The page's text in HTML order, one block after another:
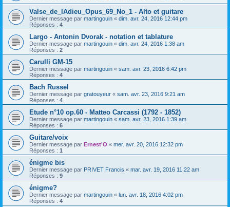
Valse_de_lAdieu_Opus_69_No_1 - Alto et guitare
Dernier message par martingouin « dim. avr. 24, 2016 12:44 pm
Réponses : 4
Largo - Antonin Dvorak - notation et tablature
Dernier message par martingouin « dim. avr. 24, 2016 1:38 am
Réponses : 2
Carulli GM-15
Dernier message par martingouin « sam. avr. 23, 2016 6:42 pm
Réponses : 4
Bach Russel
Dernier message par gratouyeur « sam. avr. 23, 2016 9:21 am
Réponses : 4
Etude n°10 op.60 - Matteo Carcassi (1792 - 1852)
Dernier message par martingouin « sam. avr. 23, 2016 1:39 am
Réponses : 6
Guitare/voix
Dernier message par Ernest'O « mer. avr. 20, 2016 12:32 pm
Réponses : 1
énigme bis
Dernier message par PRIVET Francis « mar. avr. 19, 2016 11:22 am
Réponses : 9
énigme?
Dernier message par martingouin « lun. avr. 18, 2016 4:02 pm
Réponses : 4